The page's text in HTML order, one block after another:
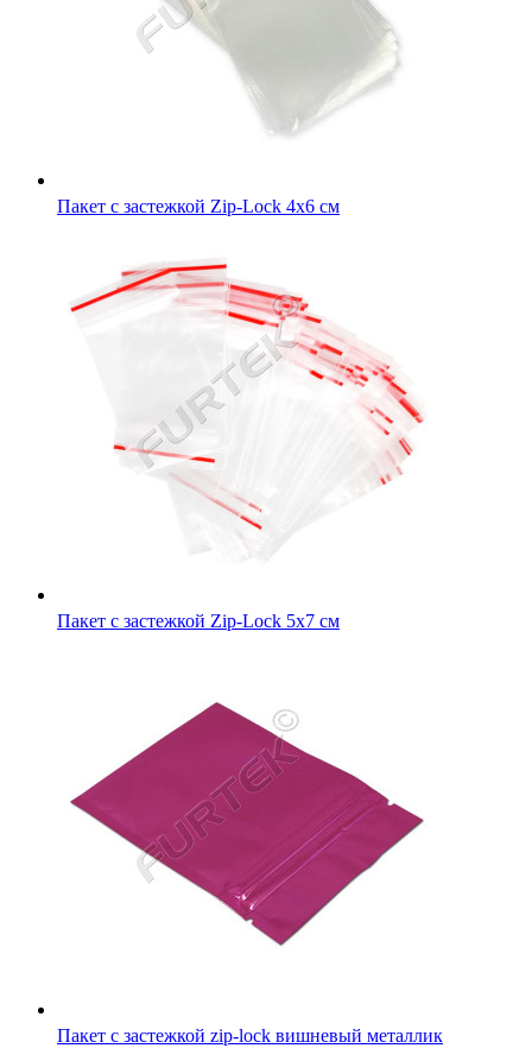
Пакет с застежкой Zip-Lock 5х7 см
Пакет с застежкой zip-lock вишневый металлик
Пакет с застежкой zip-lock желтый